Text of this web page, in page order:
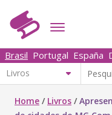
Brasil Portugal España
Home / Livros /